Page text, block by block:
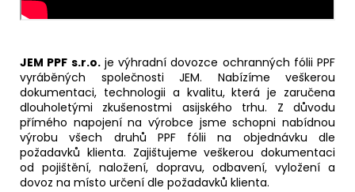
JEM PPF s.r.o.je výhradní dovozce ochranných fólii PPF
vyráběných společnosti JEM. Nabízíme veškerou
dokumentaci, technologii a kvalitu, která je zaručena
dlouholetými zkušenostmi asijského trhu. Z důvodu
přímého napojení na výrobce jsme schopni nabídnou
výrobu všech druhů PPF fólii na objednávku dle
požadavků klienta. Zajištujeme veškerou dokumentaci
od pojištění, naložení, dopravu, odbavení, vyložení a
dovoz na místo určení dle požadavků klienta.